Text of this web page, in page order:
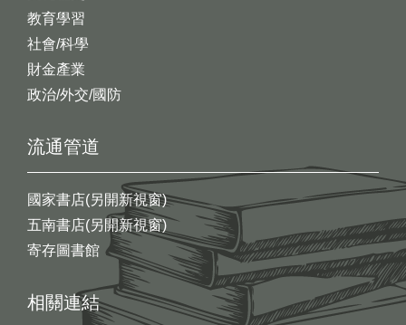
教育學習
社會/科學
財金產業
政治/外交/國防
流通管道
國家書店(另開新視窗)
五南書店(另開新視窗)
寄存圖書館
相關連結